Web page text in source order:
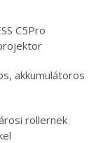
C5Pro
akkumulátoros
rollernek